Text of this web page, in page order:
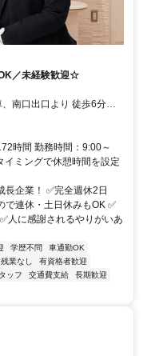
／未経験歓迎☆
南口出口より 徒歩6分、
原」下車、北口1出口より
時間 勤務時間：9:00～
ミングで休憩時間を設定
企業！ ✅完全週休2日
で連休・土日休みもOK ✅
人に感謝されるやりがいあ
学歴不問
車通勤OK
残業なし
有資格者歓迎
ッフ 交通費支給
長期歓迎